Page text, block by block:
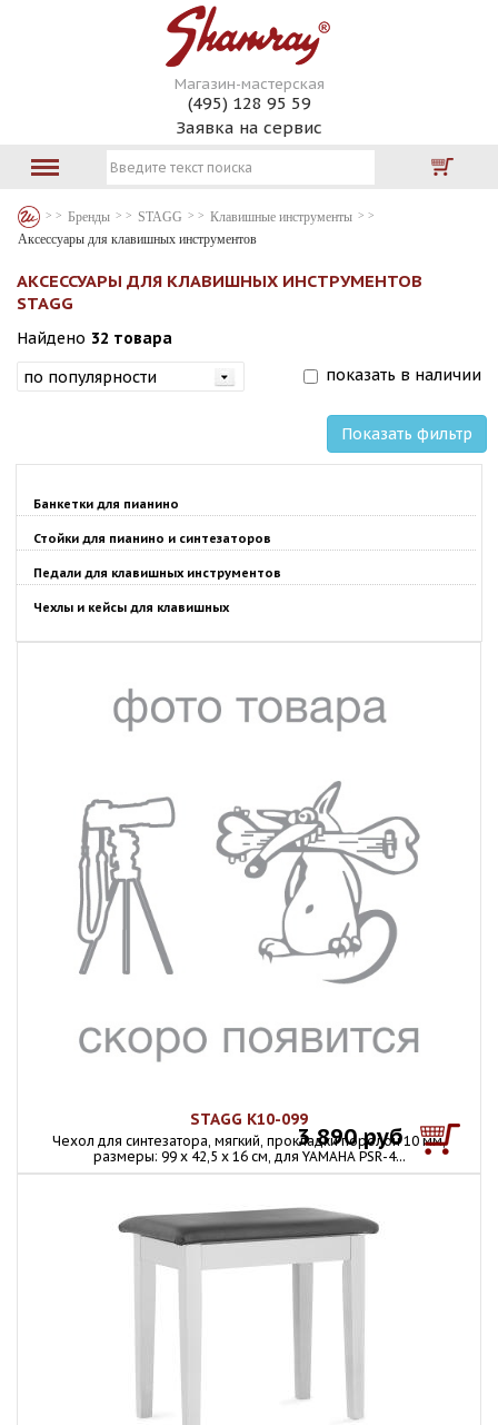
Магазин-мастерская
(495) 128 95 59
Заявка на сервис
Бренды STAGG
Клавишные инструменты
Аксессуары для клавишных инструментов
АКСЕССУАРЫ ДЛЯ КЛАВИШНЫХ ИНСТРУМЕНТОВ
STAGG
Найдено 32 товара
показать в наличии
Показать фильтр
Банкетки для пианино
Стойки для пианино и синтезаторов
Педали для клавишных инструментов
Чехлы и кейсы для клавишных
STAGG K10-099
Чехол для синтезатора, мягкий, прокладки поролон 10 мм,
размеры: 99 х 42,5 х 16 см, для YAMAHA PSR-4...
3 890 руб